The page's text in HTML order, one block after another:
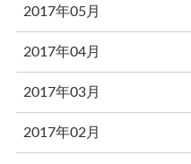
2017年05月
2017年04月
2017年03月
2017年02月